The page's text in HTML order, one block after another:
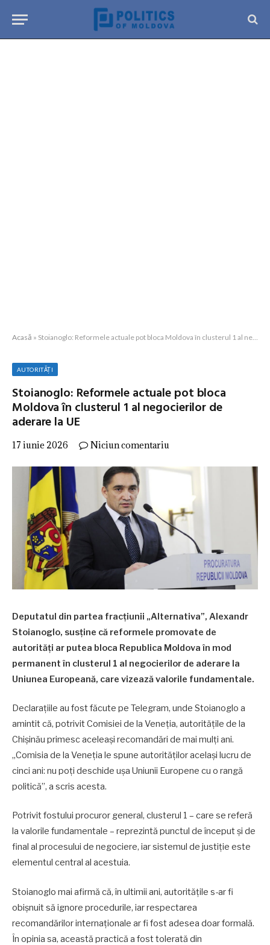
Acasă » Stoianoglo: Reformele actuale pot bloca Moldova în clusterul 1 al negocierilor de aderare la UE
AUTORITĂȚI
Stoianoglo: Reformele actuale pot bloca
Moldova în clusterul 1 al negocierilor de
aderare la UE
17 iunie 2026 Niciun comentariu
Deputatul din partea fracțiunii „Alternativa”, Alexandr
Stoianoglo, susține că reformele promovate de
autorități ar putea bloca Republica Moldova în mod
permanent în clusterul 1 al negocierilor de aderare la
Uniunea Europeană, care vizează valorile fundamentale.
Declarațiile au fost făcute pe Telegram, unde Stoianoglo a
amintit că, potrivit Comisiei de la Veneția, autoritățile de la
Chișinău primesc aceleași recomandări de mai mulți ani.
„Comisia de la Veneția le spune autorităților același lucru de
cinci ani: nu poți deschide ușa Uniunii Europene cu o rangă
politică”, a scris acesta.
Potrivit fostului procuror general, clusterul 1 – care se referă
la valorile fundamentale – reprezintă punctul de început și de
final al procesului de negociere, iar sistemul de justiție este
elementul central al acestuia.
Stoianoglo mai afirmă că, în ultimii ani, autoritățile s-ar fi
obișnuit să ignore procedurile, iar respectarea
recomandărilor internaționale ar fi fost adesea doar formală.
În opinia sa, această practică a fost tolerată din